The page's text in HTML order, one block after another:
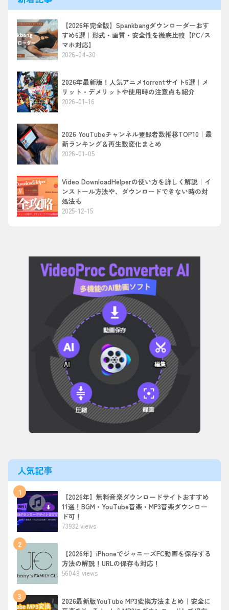
【2026年完全版】Spankbangダウンローダーおす
すめ6選｜形式・画質・安全性を徹底比較【PC/ス
マホ対応】
2026-04-30
2026年最新版！人気アニメtorrentサイト6選｜メ
リット・デメリットや使用時の注意点も紹介
2026-01-16
2026 YouTubeチャンネル登録者数推移TOP10｜最
新ランキング＆再生数変化まとめ
2026-01-05
Video DownloadHelperの使い方を詳しく解説｜イ
ンストール方法や、ダウンロードできない時の対
処法も
2025-12-15
人気記事
1
【2026年】無料音楽ダウンロードサイトおすすめ
11選！BGM・YouTube音楽・MP3音楽ダウンロー
ド可！
73932 views
2
【2026年】iPhoneでジャニーズFC動画を保存する
方法の解説！URLの保存も対応！
56049 views
3
2026最新版YouTube MP3変換方法まとめ｜安全に